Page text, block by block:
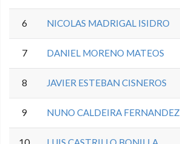
6 NICOLAS MADRIGAL ISIDRO
7 DANIEL MORENO MATEOS
8 JAVIER ESTEBAN CISNEROS
9 NUNO CALDEIRA FERNANDEZ